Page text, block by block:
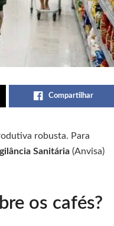
Compartilhar
robusta. Para
Sanitária (Anvisa)
os cafés?